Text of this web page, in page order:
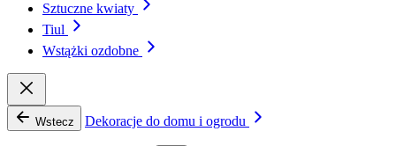
Sztuczne kwiaty
Tiul
Wstążki ozdobne
Wstecz Dekoracje do domu i ogrodu